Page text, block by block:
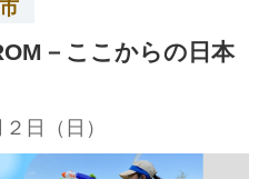
－ここからの日本
日（日）